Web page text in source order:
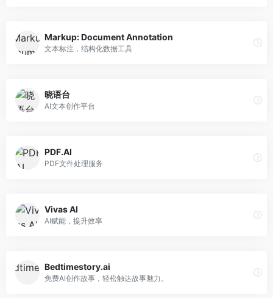
Markup: Document Annotation
文本标注，结构化数据工具
晓语台
AI文本创作平台
PDF.AI
PDF文件处理服务
Vivas AI
AI赋能，提升效率
Bedtimestory.ai
免费AI创作故事，轻松触达故事魅力。